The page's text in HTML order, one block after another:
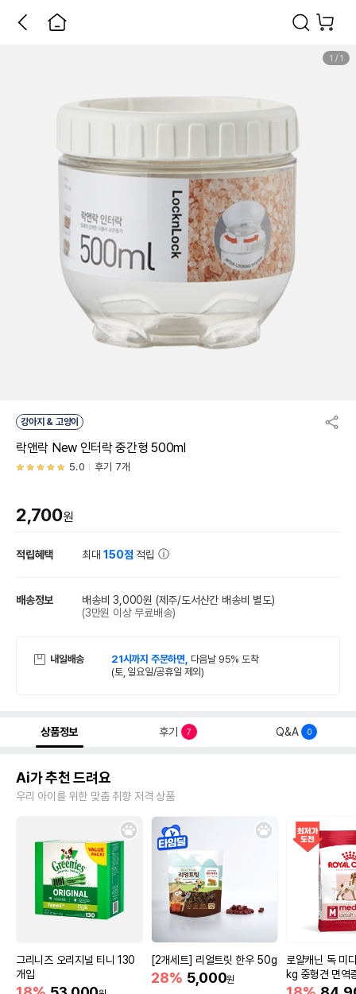
1 / 1
강아지 & 고양이
락앤락 New 인터락 중간형 500ml
5.0 후기 7개
2,700원
적립혜택 최대150점 적립
배송정보 배송비 3,000원 (제주/도서산간 배송비 별도)
(3만원 이상 무료배송)
내일배송 21시까지 주문하면, 다음날 95% 도착
(토, 일요일/공휴일 제외)
상품정보 후기 7 Q&A 0
Ai가 추천 드려요
우리 아이를 위한 맞춤 취향 저격 상품
그리니즈 오리지널 티니 130
개입
[2개세트] 리얼트릿 한우 50g
28% 5,000원
로얄캐닌 독 미
kg 중형견 면역